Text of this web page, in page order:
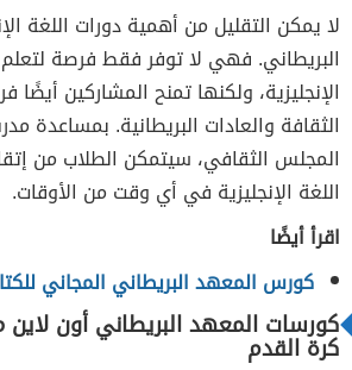
لا يمكن التقليل من أهمية دورات اللغة
البريطاني. فهي لا توفر فقط فرصة لتعلم
الإنجليزية، ولكنها تمنح المشاركين
الثقافة والعادات البريطانية. بمساعدة
المجلس الثقافي، سيتمكن الطلاب من
اللغة الإنجليزية في أي وقت من الأوقات.
اقرأ أيضًا
كورس المعهد البريطاني المجاني
كورسات المعهد البريطاني أون
كرة القدم